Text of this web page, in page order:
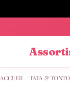
ACCUEIL TATA &